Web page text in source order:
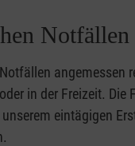
Notfällen
angemessen
in der Freizeit.
eintägigen